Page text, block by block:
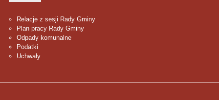
Relacje z sesji Rady Gminy
Plan pracy Rady Gminy
Odpady komunalne
Podatki
Uchwały